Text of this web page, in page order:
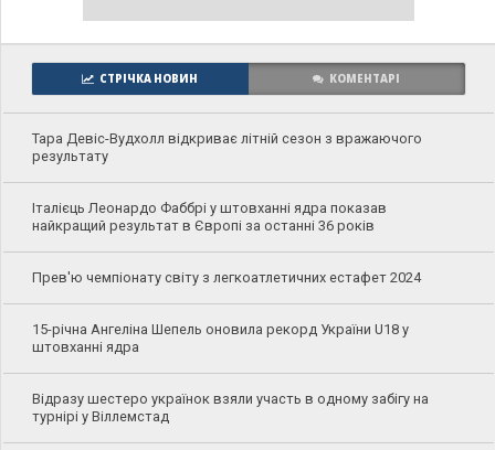
СТРІЧКА НОВИН КОМЕНТАРІ
Тара Девіс-Вудхолл відкриває літній сезон з вражаючого
результату
Італієць Леонардо Фаббрі у штовханні ядра показав
найкращий результат в Європі за останні 36 років
Прев'ю чемпіонату світу з легкоатлетичних естафет 2024
15-річна Ангеліна Шепель оновила рекорд України U18 у
штовханні ядра
Відразу шестеро українок взяли участь в одному забігу на
турнірі у Віллемстад